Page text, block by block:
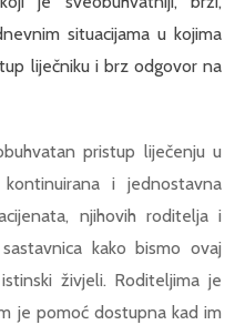
situacijama u kojima
liječniku i brz odgovor na
pristup liječenju u
i jednostavna
njihovih roditelja i
kako bismo ovaj
živjeli. Roditeljima je
je pomoć dostupna kad im